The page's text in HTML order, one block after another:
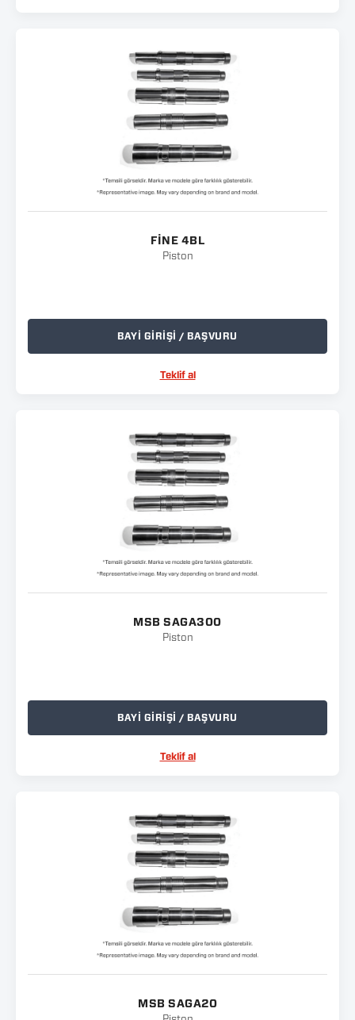
FINE 4BL
Piston
BAYİ GİRİŞİ / BAŞVURU
Teklif al
MSB SAGA300
Piston
BAYİ GİRİŞİ / BAŞVURU
Teklif al
MSB SAGA20